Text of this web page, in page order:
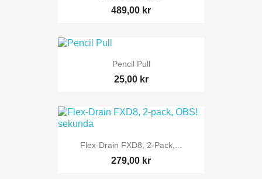
489,00 kr
Pencil Pull
25,00 kr
Flex-Drain FXD8, 2-Pack,...
279,00 kr